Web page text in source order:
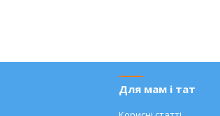
Для мам і тат